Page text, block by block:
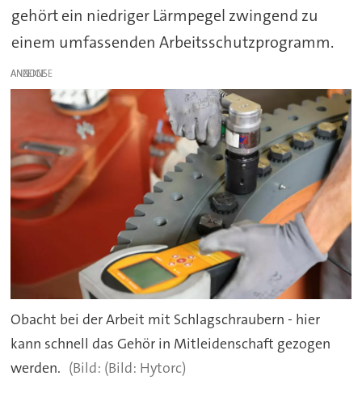
gehört ein niedriger Lärmpegel zwingend zu
einem umfassenden Arbeitsschutzprogramm.
ANZEIGE
Obacht bei der Arbeit mit Schlagschraubern - hier
kann schnell das Gehör in Mitleidenschaft gezogen
werden.
(Bild: Hytorc)